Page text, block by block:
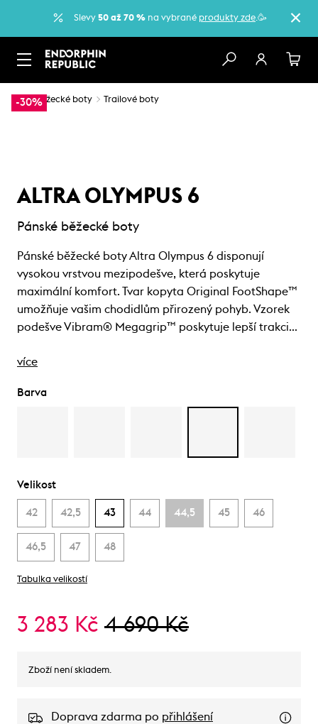
Slevy 50 až 70 % na vybrané produkty zde.🥳
-30%
… Běžecké boty Trailové boty
ALTRA OLYMPUS 6
Pánské běžecké boty
Pánské běžecké boty Altra Olympus 6 disponují
vysokou vrstvou mezipodešve, která poskytuje
maximální komfort. Tvar kopyta Original FootShape™
umožňuje vašim chodidlům přirozený pohyb. Vzorek
podešve Vibram® Megagrip™ poskytuje lepší trakci…
více
Barva
Velikost
42 42,5 43 44 44,5 45 46
46,5 47 48
Tabulka velikostí
3 283 Kč 4 690 Kč
Zboží není skladem.
Doprava zdarma po přihlášení